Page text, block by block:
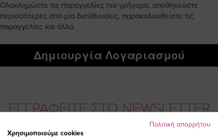
Ολοκληρώστε τις παραγγελίες πιο γρήγορα, αποθηκεύστε
περισσότερες από μία διεύθυνσεις, παρακολουθείστε τις
παραγγελίες και άλλα.
Δημιουργία Λογαριασμού
ΕΓΓΡΑΦΕΙΤΕ ΣΤΟ NEWSLETTER
Email
Πολιτική απορρήτου
Χρησιμοποιούμε cookies